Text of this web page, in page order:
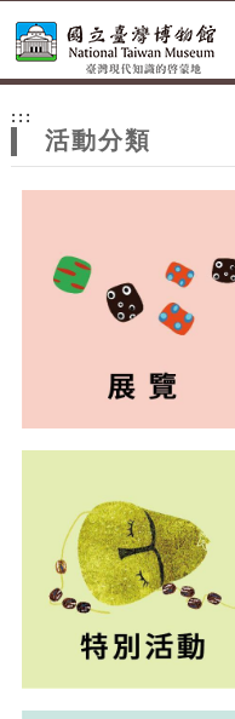
網
站
主
:::
活動分類